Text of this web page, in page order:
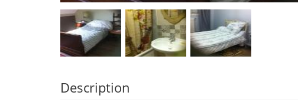
Description